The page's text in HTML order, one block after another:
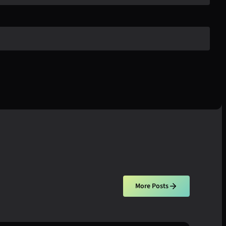
More Posts